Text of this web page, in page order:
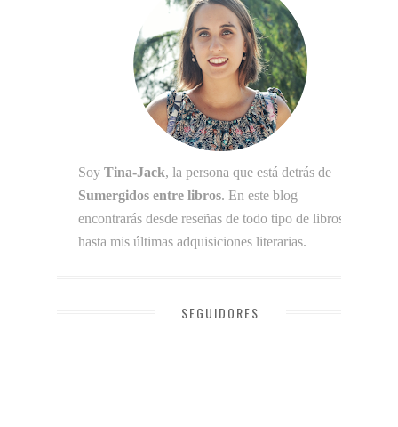
Soy Tina-Jack, la persona que está detrás de
Sumergidos entre libros. En este blog
encontrarás desde reseñas de todo tipo de libros
hasta mis últimas adquisiciones literarias.
SEGUIDORES